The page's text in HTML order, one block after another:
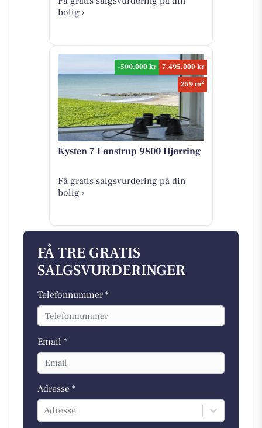
bolig ›
-500.000 kr
7.495.000 kr
259 m2
Kysten 7 Lønstrup 9800 Hjørring
Få gratis salgsvurdering på din
bolig ›
FÅ TRE GRATIS
SALGSVURDERINGER
Telefonnummer *
Email *
Adresse *
Adresse